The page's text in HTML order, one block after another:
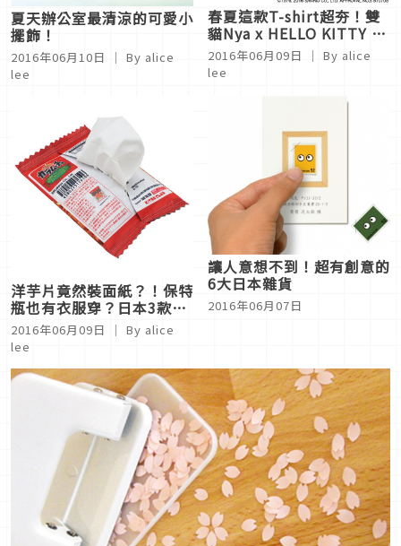
夏天辦公室最清涼的可愛小
擺飾！
2016年06月10日 ｜ By alice
lee
春夏這款T-shirt超夯！雙
貓Nya x HELLO KITTY 跨
界聯名
2016年06月09日 ｜ By alice
lee
洋芋片竟然裝面紙？！保特
瓶也有衣服穿？日本3款最
新創意扭蛋
2016年06月09日 ｜ By alice
lee
讓人意想不到！超有創意的
6大日本雜貨
2016年06月07日